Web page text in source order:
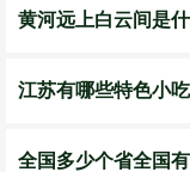
黄河远上白云间是
江苏有哪些特色小
全国多少个省全国